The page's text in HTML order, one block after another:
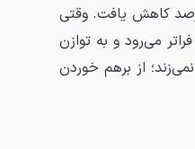
مسیر مشابهی را طی کرد. فروش تویوتا در این منطقه 38.6 درصد کاهش یافت. وقتی
می‌رود و به توازن
از برهم خوردن